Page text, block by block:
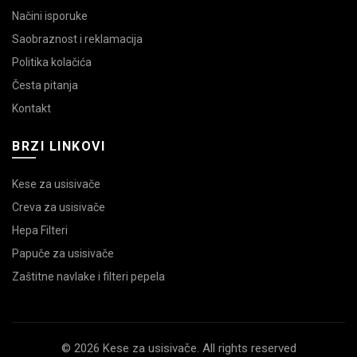
Načini isporuke
Saobraznost i reklamacija
Politika kolačića
Česta pitanja
Kontakt
BRZI LINKOVI
Kese za usisivače
Creva za usisivače
Hepa Filteri
Papuče za usisivače
Zaštitne navlake i filteri pepela
© 2026 Kese za usisivače. All rights reserved